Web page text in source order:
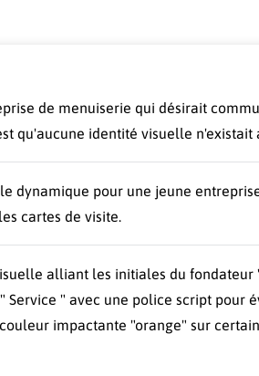
de menuiserie qui désirait
qu'aucune identité visuelle n'existait
dynamique pour une jeune
cartes de visite.
alliant les initiales du
Service " avec une police script pour
impactante "orange" sur